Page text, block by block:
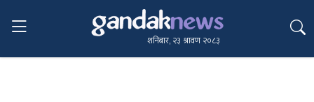
शनिबार, २३ श्रावण २०८३